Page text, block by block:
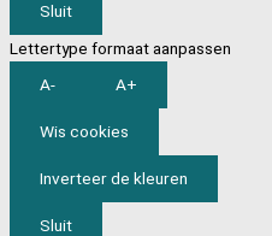
Sluit
Lettertype formaat aanpassen
A-
A+
Wis cookies
Inverteer de kleuren
Sluit